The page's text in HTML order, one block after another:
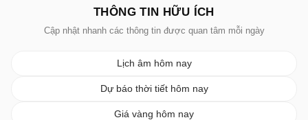
THÔNG TIN HỮU ÍCH
Cập nhật nhanh các thông tin được quan tâm mỗi ngày
Lịch âm hôm nay
Dự báo thời tiết hôm nay
Giá vàng hôm nay